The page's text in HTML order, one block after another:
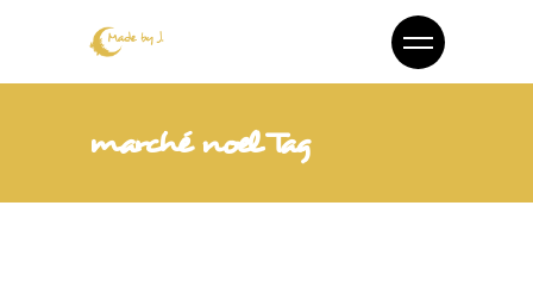
marché noel Tag